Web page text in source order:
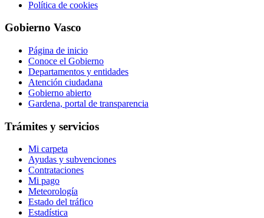
Política de cookies
Gobierno Vasco
Página de inicio
Conoce el Gobierno
Departamentos y entidades
Atención ciudadana
Gobierno abierto
Gardena, portal de transparencia
Trámites y servicios
Mi carpeta
Ayudas y subvenciones
Contrataciones
Mi pago
Meteorología
Estado del tráfico
Estadística